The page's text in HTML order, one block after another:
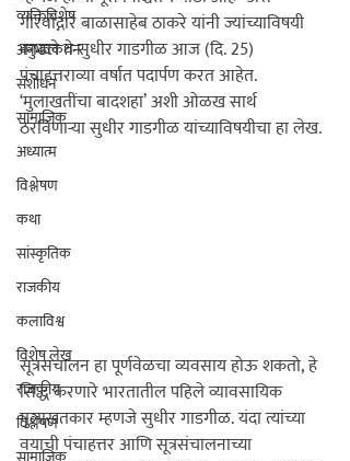
व्यक्तिविशेष
अनुभवकथन
संशोधन
सामाजिक
अध्यात्म
विश्लेषण
कथा
सांस्कृतिक
राजकीय
कलाविश्व
विशेष लेख
राजकीय
विश्लेषण
गौरवोद्गार बाळासाहेब ठाकरे यांनी ज्यांच्याविषयी
काढले ते सुधीर गाडगीळ आज (दि. 25)
पंचाहत्तराव्या वर्षात पदार्पण करत आहेत.
‘मुलाखतींचा बादशहा’ अशी ओळख सार्थ
ठरविणार्‍या सुधीर गाडगीळ यांच्याविषयीचा हा लेख.
सूत्रसंचालन हा पूर्णवेळचा व्यवसाय होऊ शकतो, हे
सिद्ध करणारे भारतातील पहिले व्यावसायिक
मुलाखतकार म्हणजे सुधीर गाडगीळ. यंदा त्यांच्या
वयाची पंचाहत्तर आणि सूत्रसंचालनाच्या